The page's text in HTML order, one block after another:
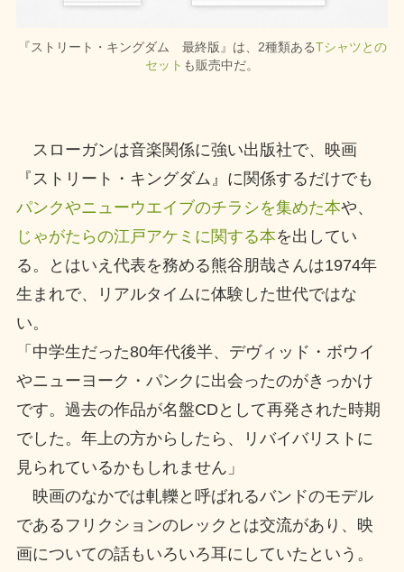
『ストリート・キングダム 最終版』は、2種類あるTシャツとの
セット も販売中だ。
スローガンは音楽関係に強い出版社で、映画
『ストリート・キングダム』に関係するだけでも
パンクやニューウエイブのチラシを集めた本や、
じゃがたらの江戸アケミに関する本を出してい
る。とはいえ代表を務める熊谷朋哉さんは1974年
生まれで、リアルタイムに体験した世代ではな
い。
「中学生だった80年代後半、デヴィッド・ボウイ
やニューヨーク・パンクに出会ったのがきっかけ
です。過去の作品が名盤CDとして再発された時期
でした。年上の方からしたら、リバイバリストに
見られているかもしれません」
映画のなかでは軋轢と呼ばれるバンドのモデル
であるフリクションのレックとは交流があり、映
画についての話もいろいろ耳にしていたという。